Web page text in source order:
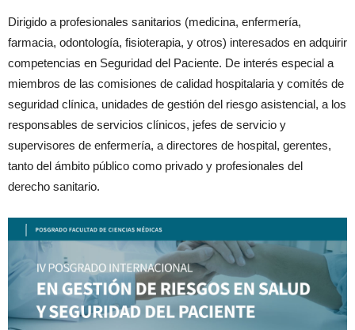
Dirigido a profesionales sanitarios (medicina, enfermería,
farmacia, odontología, fisioterapia, y otros) interesados en adquirir
competencias en Seguridad del Paciente. De interés especial a
miembros de las comisiones de calidad hospitalaria y comités de
seguridad clínica, unidades de gestión del riesgo asistencial, a los
responsables de servicios clínicos, jefes de servicio y
supervisores de enfermería, a directores de hospital, gerentes,
tanto del ámbito público como privado y profesionales del
derecho sanitario.